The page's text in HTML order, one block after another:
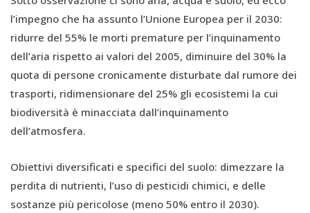
l’impegno che ha assunto l’Unione Europea per il 2030:
ridurre del 55% le morti premature per l’inquinamento
dell’aria rispetto ai valori del 2005, diminuire del 30% la
quota di persone cronicamente disturbate dal rumore dei
trasporti, ridimensionare del 25% gli ecosistemi la cui
biodiversità è minacciata dall’inquinamento
dell’atmosfera.
Obiettivi diversificati e specifici del suolo: dimezzare la
perdita di nutrienti, l’uso di pesticidi chimici, e delle
sostanze più pericolose (meno 50% entro il 2030).